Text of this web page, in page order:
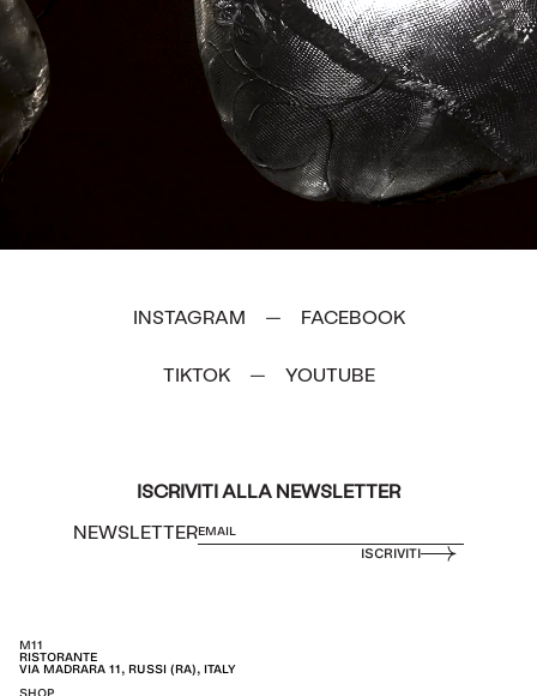
INSTAGRAM — FACEBOOK
TIKTOK — YOUTUBE
ISCRIVITI ALLA NEWSLETTER
NEWSLETTER
ISCRIVITI
M11
RISTORANTE
VIA MADRARA 11, RUSSI (RA), ITALY
SHOP